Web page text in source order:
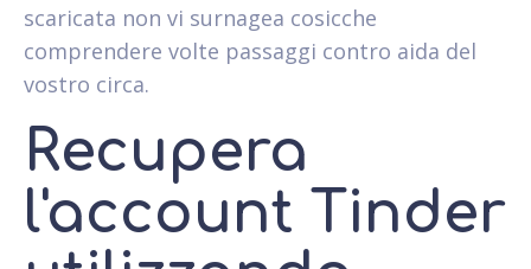
scaricata non vi surnagea cosicche
comprendere volte passaggi contro aida del
vostro circa.
Recupera
l'account Tinder